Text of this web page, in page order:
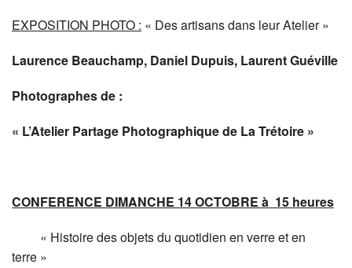
EXPOSITION PHOTO : « Des artisans dans leur Atelier »
Laurence Beauchamp, Daniel Dupuis, Laurent Guéville
Photographes de :
« L’Atelier Partage Photographique de La Trétoire »
CONFERENCE DIMANCHE 14 OCTOBRE à 15 heures
« Histoire des objets du quotidien en verre et en
terre »